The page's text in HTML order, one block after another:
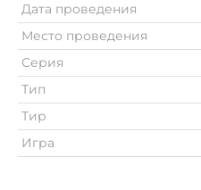
Дата проведения
Место проведения
Серия
Тип
Тир
Игра